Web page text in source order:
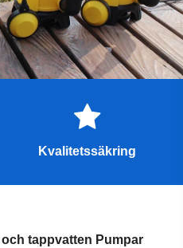
Kvalitetssäkring
tappvatten Pumpar